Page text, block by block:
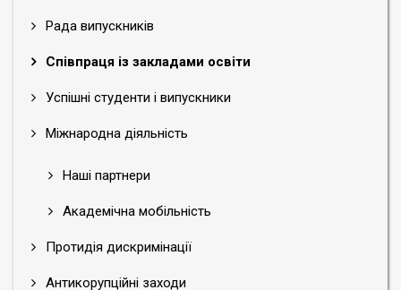
Рада випускників
Співпраця із закладами освіти
Успішні студенти і випускники
Міжнародна діяльність
Наші партнери
Академічна мобільність
Протидія дискримінації
Антикорупційні заходи